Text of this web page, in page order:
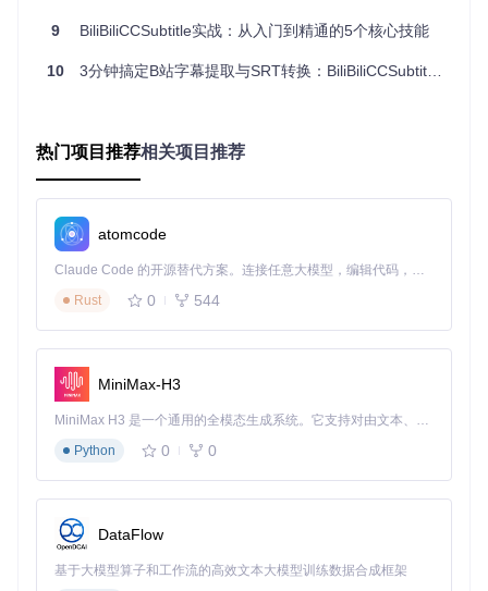
架构支持：X86_64或X86处理器
获取源码
编译构建
mkdir build &&
cmake ..
基础字幕下载
单视频字幕提取
./ccdown -d "视频播放页面URL"
执行命令后，程序会自动分析视频ID并下载所有可用语言字
幕，默认保存至当前目录。
分P视频范围下载
./ccdown -s 2 -e 5 -d
# 从第3分P开始下载所有后续分P
./ccdown -s 3 -d "视频播放页面URL"
9 BiliBiliCCSubtitle实战：从入门到精通的5个核心技能
10 3分钟搞定B站字幕提取与SRT转换：BiliBiliCCSubtitle工具实操指南
热门项目推荐相关项目推荐
atomcode
Claude Code 的开源替代方案。连接任意大模型，编辑代码，运行命令，自动验证 — 全自动执行。用 Rust 构建，极致性能。 ｜ An open-source alternative to Claude Code. Connect any LLM, edit code, run commands, and verify changes — autonomously. Built in Rust for speed. Get Started
Rust
0 544
MiniMax-H3
MiniMax H3 是一个通用的全模态生成系统。它支持对由文本、图像、视频和音频组成的多模态上下文进行统一理解，并能生成分辨率高达 2K、时长可达 15 秒的带原生立体声音频的视频。得益于面向任务泛化的系统设计，H3 在预训练阶段就已具备广泛的多模态上下文理解与生成能力，能够出色地执行复杂的多模态指令。
Python
0 0
DataFlow
基于大模型算子和工作流的高效文本大模型训练数据合成框架